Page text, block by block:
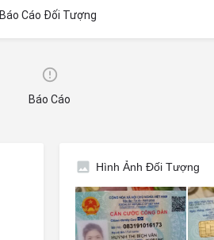
Báo Cáo Đối Tượng
Báo Cáo
Hình Ảnh Đối Tượng